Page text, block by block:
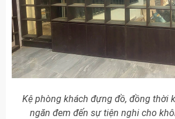
Kệ phòng khách đựng đồ, đồng thời
ngăn đem đến sự tiện nghi cho